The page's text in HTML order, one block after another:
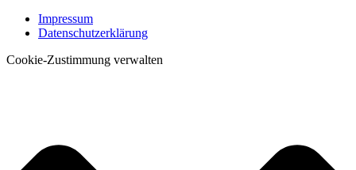
Impressum
Datenschutzerklärung
Cookie-Zustimmung verwalten